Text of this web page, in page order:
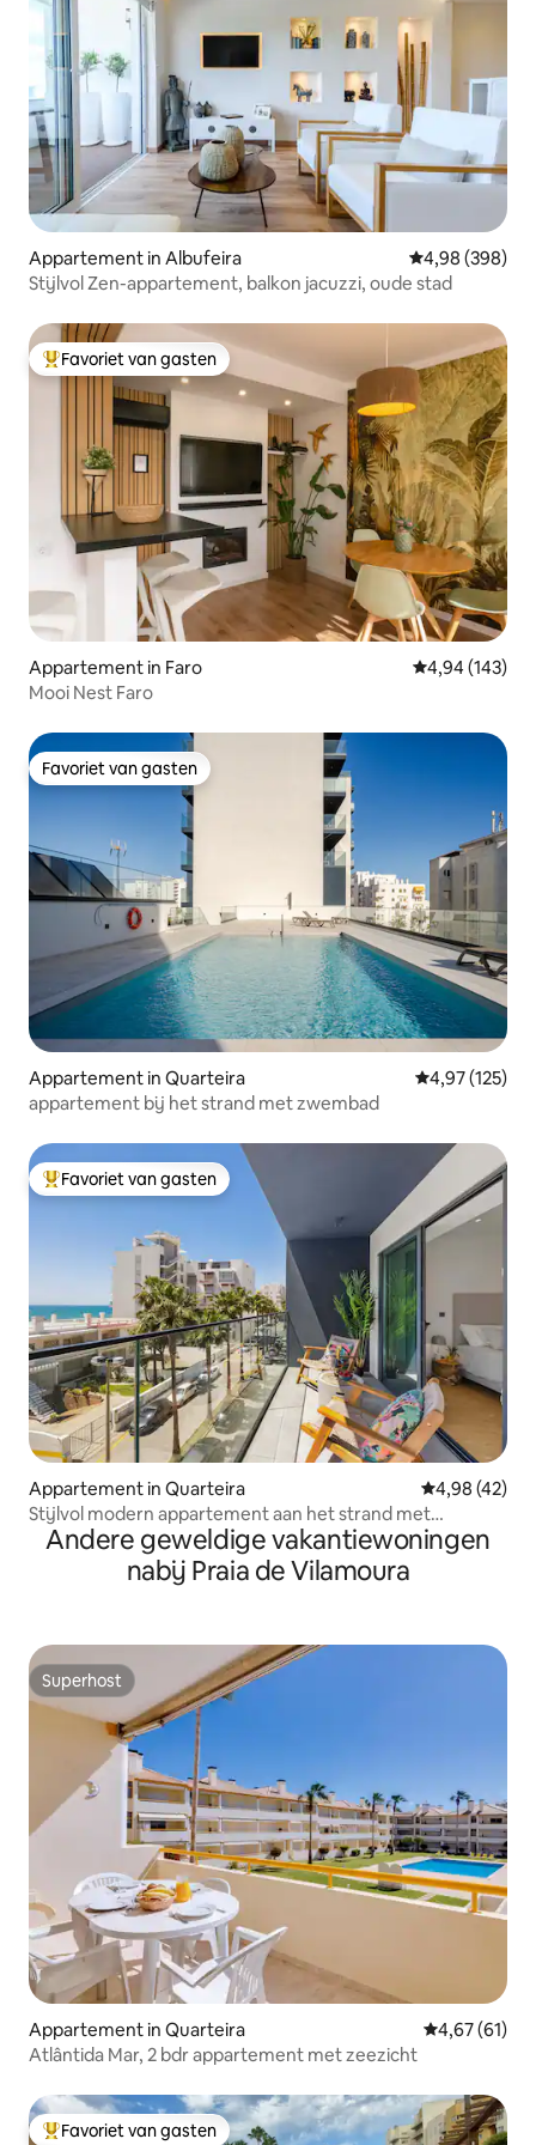
Appartement in Albufeira Gemiddelde
4,98 (398)
Stijlvol Zen-appartement, balkon jacuzzi, oude stad
Topfavoriet van gasten
Favoriet van gasten
Appartement in Faro Gemiddelde
4,94 (143)
Mooi Nest Faro
Favoriet van gasten
Favoriet van gasten
Appartement in Quarteira Gemiddelde
4,97 (125)
appartement bij het strand met zwembad
Topfavoriet van gasten
Favoriet van gasten
Appartement in Quarteira Gemiddelde
4,98 (42)
Stijlvol modern appartement aan het strand met
zwembaden uitzicht op zee
Andere geweldige vakantiewoningen
nabij Praia de Vilamoura
Superhost
Superhost
Appartement in Quarteira Gemiddelde
4,67 (61)
Atlântida Mar, 2 bdr appartement met zeezicht
Topfavoriet van gasten
Favoriet van gasten